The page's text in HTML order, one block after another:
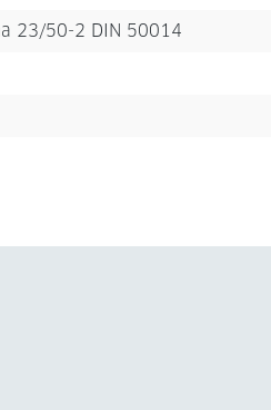
23/50-2 DIN 50014